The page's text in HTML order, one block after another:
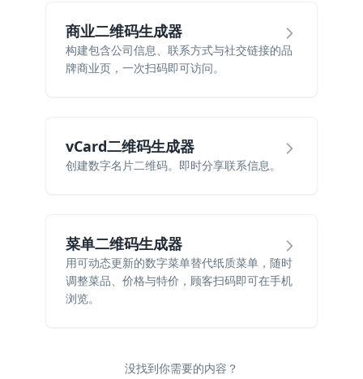
商业二维码生成器
构建包含公司信息、联系方式与社交链接的品
牌商业页，一次扫码即可访问。
vCard二维码生成器
创建数字名片二维码。即时分享联系信息。
菜单二维码生成器
用可动态更新的数字菜单替代纸质菜单，随时
调整菜品、价格与特价，顾客扫码即可在手机
浏览。
没找到你需要的内容？